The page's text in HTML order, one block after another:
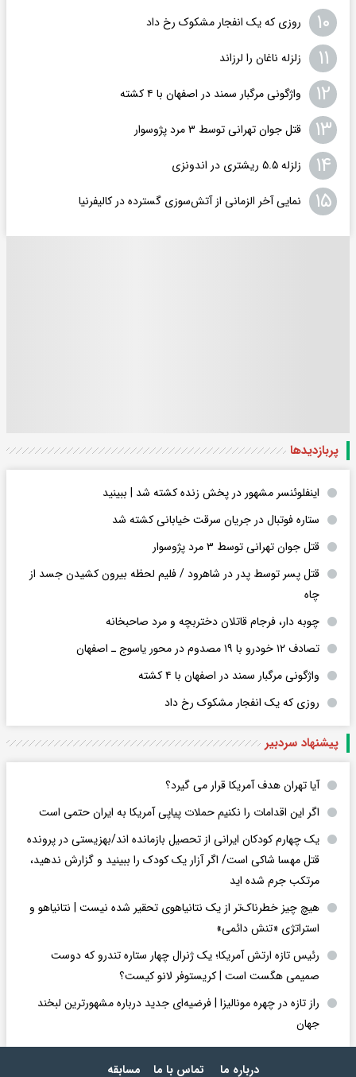
۱۰ روزی که یک انفجار مشکوک رخ داد
۱۱ زلزله ناغان را لرزاند
۱۲ واژگونی مرگبار سمند در اصفهان با ۴ کشته
۱۳ قتل جوان تهرانی توسط ۳ مرد پژوسوار
۱۴ زلزله ۵.۵ ریشتری در اندونزی
۱۵ نمایی آخر الزمانی از آتش‌سوزی گسترده در کالیفرنیا
پربازدید‌ها
اینفلوئنسر مشهور در پخش زنده کشته شد | ببینید
ستاره فوتبال در جریان سرقت خیابانی کشته شد
قتل جوان تهرانی توسط ۳ مرد پژوسوار
قتل پسر توسط پدر در شاهرود / فلیم لحظه بیرون کشیدن جسد از
چاه
چوبه دار، فرجام قاتلان دختربچه و مرد صاحبخانه
تصادف ۱۲ خودرو با ۱۹ مصدوم در محور یاسوج ـ اصفهان
واژگونی مرگبار سمند در اصفهان با ۴ کشته
روزی که یک انفجار مشکوک رخ داد
پیشنهاد سردبیر
آیا تهران هدف آمریکا قرار می گیرد؟
اگر این اقدامات را نکنیم حملات پیاپی آمریکا به ایران حتمی است
یک چهارم کودکان ایرانی از تحصیل بازمانده اند/بهزیستی در پرونده
قتل مهسا شاکی است/ اگر آزار یک کودک را ببینید و گزارش ندهید،
مرتکب جرم شده اید
هیچ چیز خطرناک‌تر از یک نتانیاهوی تحقیر شده نیست | نتانیاهو و
استراتژی «تنش دائمی»
رئیس تازه ارتش آمریکا؛ یک ژنرال چهار ستاره تندرو که دوست
صمیمی هگست است | کریستوفر لانو کیست؟
راز تازه در چهره مونالیزا | فرضیه‌ای جدید درباره مشهورترین لبخند
جهان
درباره ما تماس با ما مسابقه